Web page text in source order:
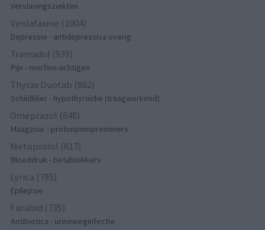
Verslavingsziekten
Venlafaxine (1004)
Depressie - antidepressiva overig
Tramadol (939)
Pijn - morfine-achtigen
Thyrax Duotab (882)
Schildklier - hypothyroidie (traagwerkend)
Omeprazol (848)
Maagzuur - protonpompremmers
Metoprolol (817)
Bloeddruk - betablokkers
Lyrica (795)
Epilepsie
Furabid (735)
Antibiotica - urineweginfectie